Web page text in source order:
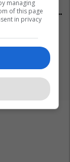
pas golave
të re për t'i
- dhe kjo
dollarë
managing
of this page
in privacy